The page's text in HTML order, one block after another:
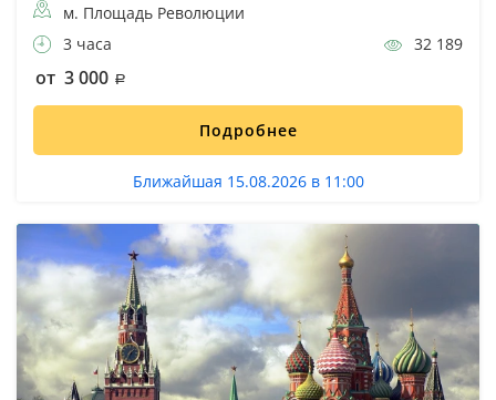
м. Площадь Революции
3 часа
32 189
от 3 000
Подробнее
Ближайшая 15.08.2026 в 11:00